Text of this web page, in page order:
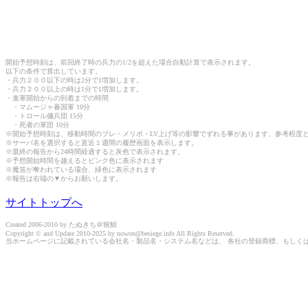
開始予想時刻は、前回終了時の兵力の1/2を超えた場合自動計算で表示されます。
以下の条件で算出しています。
・兵力２００以下の時は2分で1増加します。
・兵力２００以上の時は1分で1増加します。
・進軍開始からの到着までの時間
・マムージャ蕃国軍 10分
・トロール傭兵団 15分
・死者の軍団 10分
※開始予想時刻は、移動時間のブレ・メリポ・LV上げ等の影響でずれる事があります、参考程度
※サーバ名を選択すると直近１週間の履歴画面を表示します。
※最終の報告から24時間経過すると灰色で表示されます。
※予想開始時間を越えるとピンク色に表示されます
※魔笛が奪われている場合、緑色に表示されます
※報告は右端の▼からお願いします。
サイトトップへ
Created 2006-2010 by たぬきち＠狼鯖
Copyright © and Update 2010-2025 by nowon@besiege.info All Rights Reserved.
当ホームページに記載されている会社名・製品名・システム名などは、 各社の登録商標、もしく